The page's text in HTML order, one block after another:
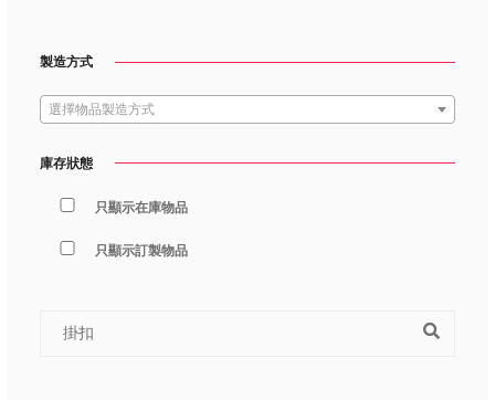
製造方式
選擇物品製造方式
庫存狀態
只顯示在庫物品
只顯示訂製物品